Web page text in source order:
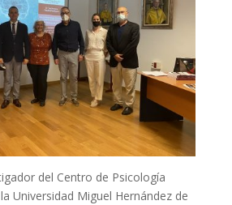
del Centro de Psicología
Universidad Miguel Hernández de